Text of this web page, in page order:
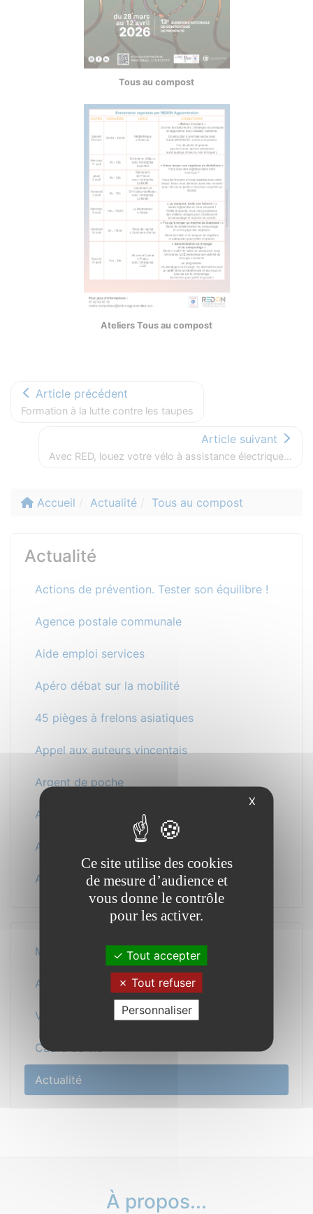
Tous au compost
Ateliers Tous au compost
Article précédent
Formation à la lutte contre les taupes
Article suivant
Avec RED, louez votre vélo à assistance électrique...
Accueil Actualité Tous au compost
Actualité
Actions de prévention. Tester son équilibre !
Agence postale communale
Aide emploi services
Apéro débat sur la mobilité
45 pièges à frelons asiatiques
Appel aux auteurs vincentais
Argent de poche
Armoire à jeux
Arrêtons les violences
Assemblée générale Ben&Faoye
Mairie
Au quotidien
Vos démarches
Cadre de vie
Actualité
À propos...
X
Ce site utilise des cookies
de mesure d’audience et
vous donne le contrôle
pour les activer.
Tout accepter
Tout refuser
Personnaliser